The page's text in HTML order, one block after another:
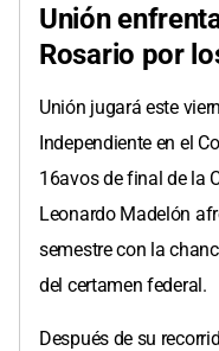
Unión
Rosario por
Unión jugará este
Independiente en el
16avos de final de la
Leonardo Madelón
semestre con la
del certamen federal.
Después de su